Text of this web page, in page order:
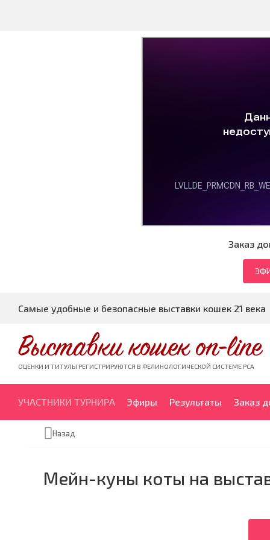
Заказ
Самые удобные и безопасные выставки кошек 21 века
Выставки кошек on-line
ОЦЕНКИ И ТИТУЛЫ РЕГИСТРИРУЮТСЯ В ФЕЛИНОЛОГИЧЕСКОЙ СИСТЕМЕ PCA
УЧАСТНИКИ ТУРНИРА Эфиры Результаты Заказ
Назад
Мейн-куны коты на